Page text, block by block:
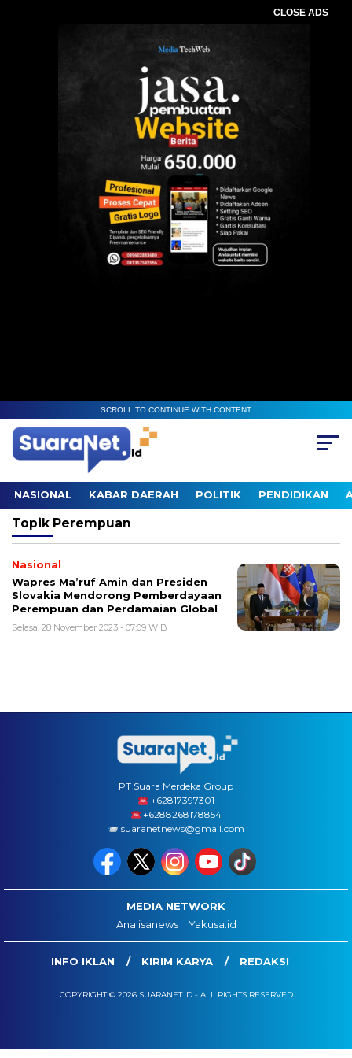
CLOSE ADS
SCROLL TO CONTINUE WITH CONTENT
NASIONAL KABAR DAERAH POLITIK PENDIDIKAN
Topik Perempuan
Nasional
Wapres Ma’ruf Amin dan Presiden
Slovakia Mendorong Pemberdayaan
Perempuan dan Perdamaian Global
Selasa, 28 November 2023 - 07:09 WIB
PT Suara Merdeka Group
‪+62817397301
+6288268178854
suaranetnews@gmail.com
MEDIA NETWORK
Analisanews
Yakusa.id
INFO IKLAN KIRIM KARYA REDAKSI
COPYRIGHT © 2026 SUARANET.ID - ALL RIGHTS RESERVED